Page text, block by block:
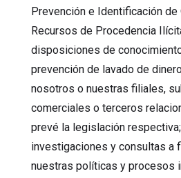
Prevención e Identificación
Recursos de Procedencia
disposiciones de
prevención de lavado de
nosotros o nuestras filiales,
comerciales o terceros
prevé la legislación
investigaciones y consultas a
nuestras políticas y procesos